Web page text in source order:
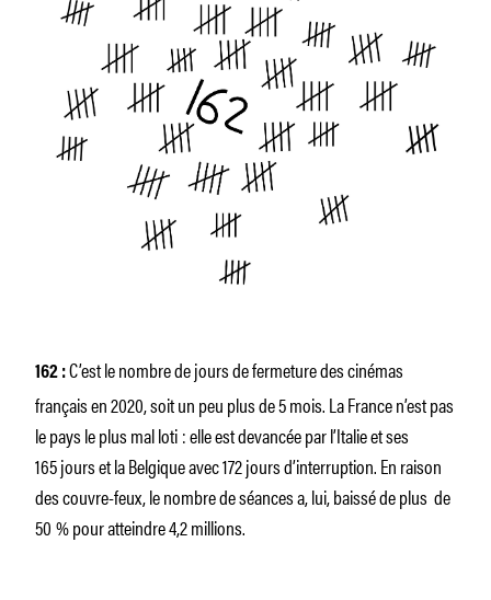
162 :C’est le nombre de jours de fermeture des cinémas
français en 2020, soit un peu plus de 5 mois. La France n’est pas
le pays le plus mal loti : elle est devancée par l’Italie et ses
165 jours et la Belgique avec 172 jours d’interruption. En raison
des couvre-feux, le nombre de séances a, lui, baissé de plus de
50 % pour atteindre 4,2 millions.